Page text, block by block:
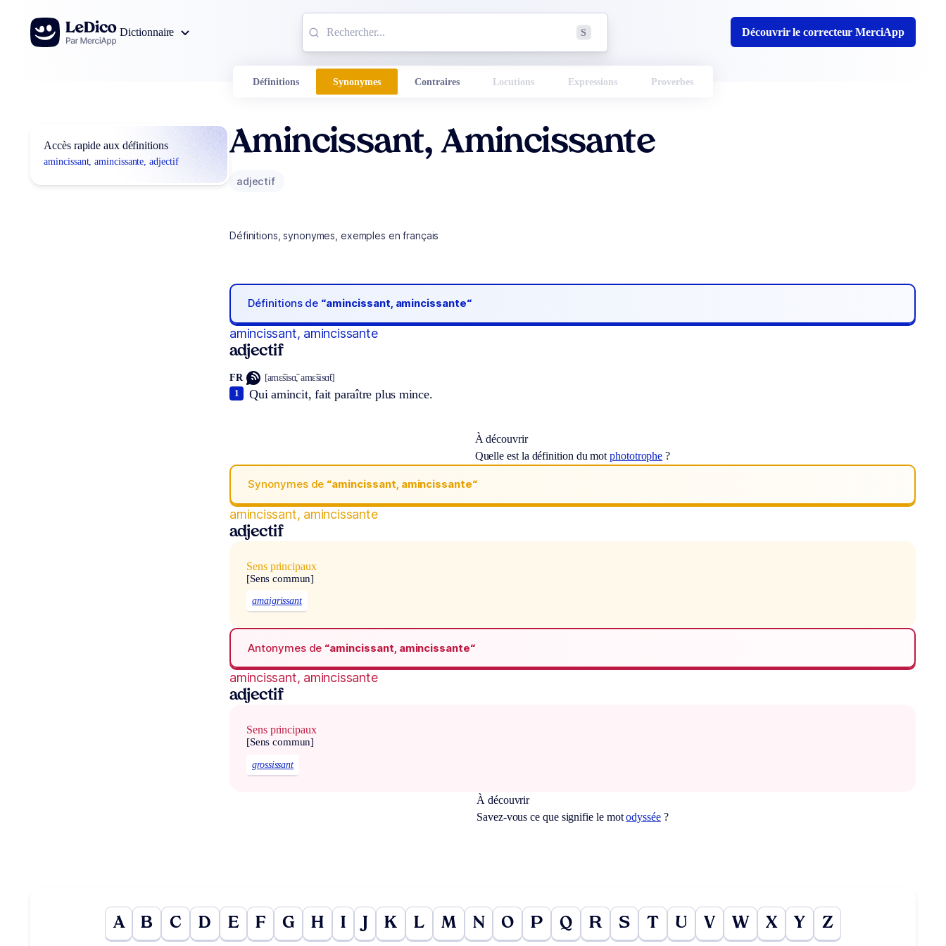
Aller au contenu
Dictionnaire
S Découvrir le correcteur MerciApp
Définitions Synonymes Contraires Locutions Expressions Proverbes
Accès rapide aux définitions
amincissant, amincissante, adjectif
Amincissant, Amincissante
adjectif
Définitions, synonymes, exemples en français
Définitions de “amincissant, amincissante“
amincissant, amincissante
adjectif
FR [amɛ̃sisɑ̃, amɛ̃sisɑ̃t]
Qui amincit, fait paraître plus mince.
1
À découvrir
Quelle est la définition du motphototrophe ?
Synonymes de “amincissant, amincissante“
amincissant, amincissante
adjectif
Sens principaux
[Sens commun]
amaigrissant
Antonymes de “amincissant, amincissante“
amincissant, amincissante
adjectif
Sens principaux
[Sens commun]
grossissant
À découvrir
Savez-vous ce que signifie le motodyssée?
A B C D E F G H I J K L M N O P Q R S T U V W X Y Z